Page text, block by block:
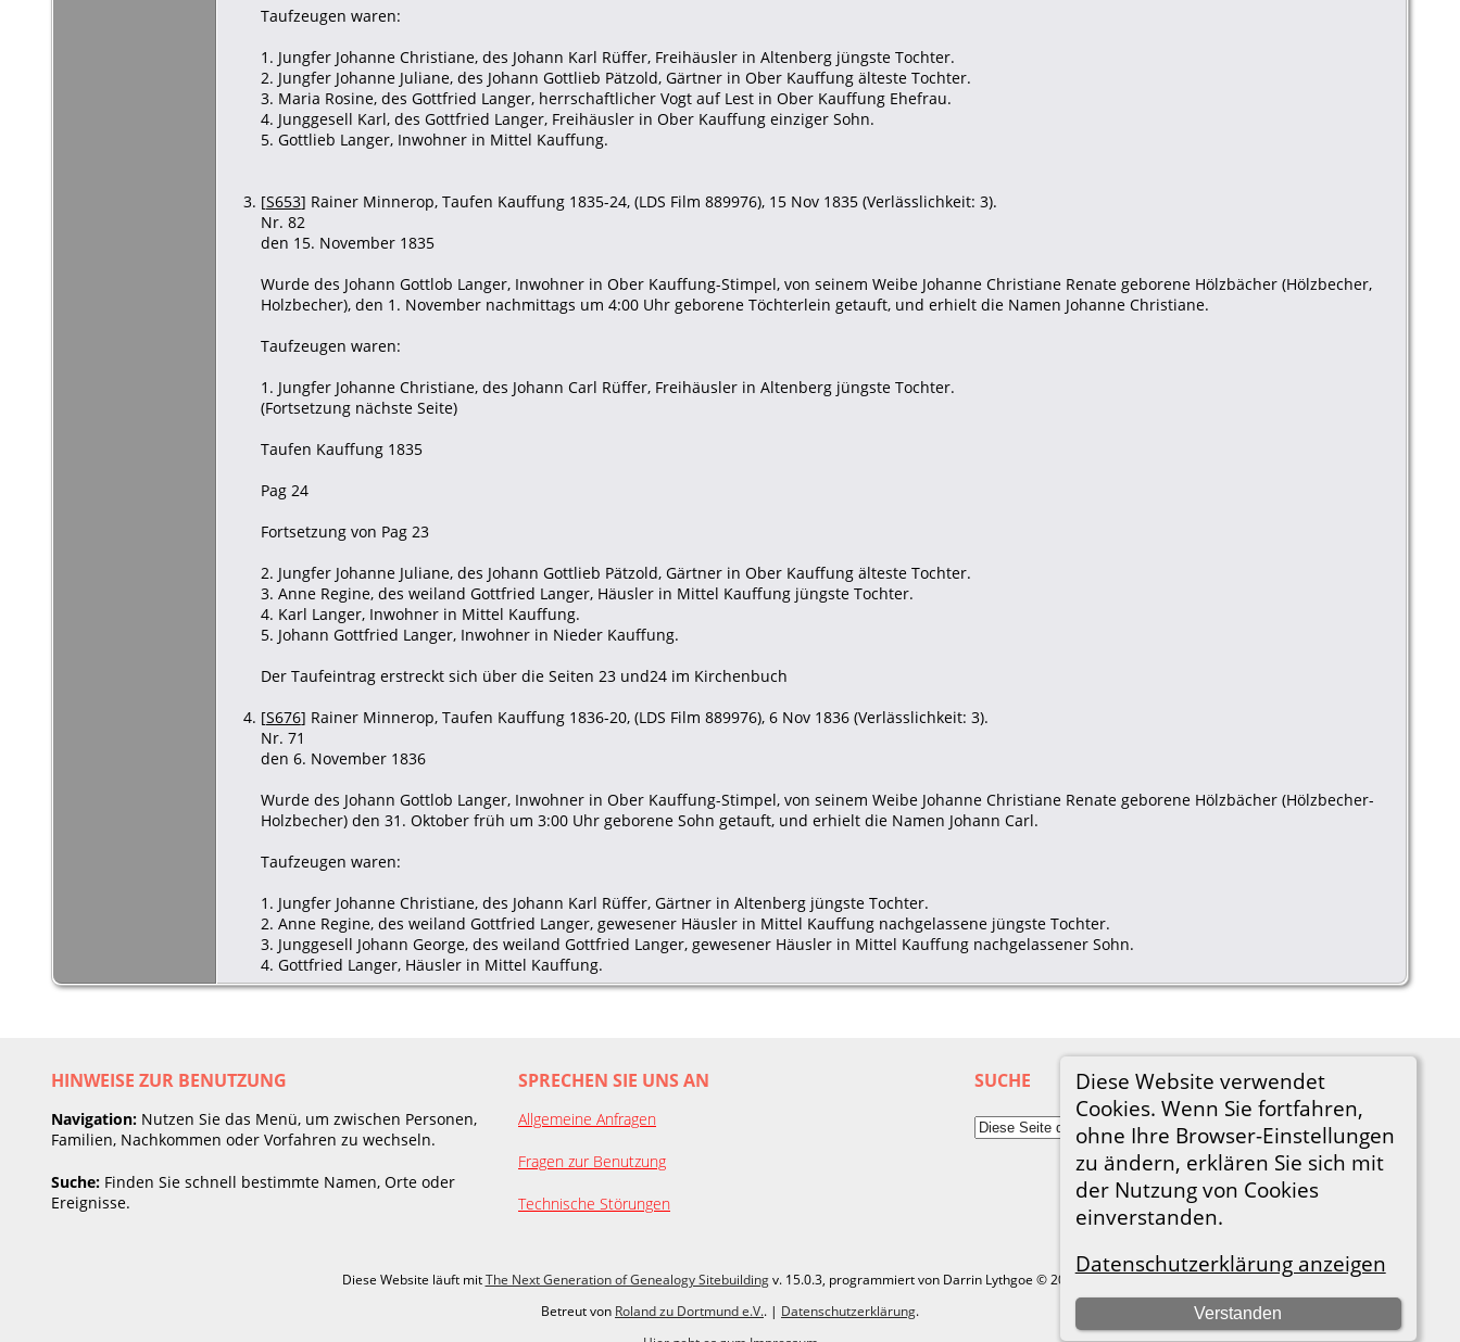
Diese Website verwendet
Cookies. Wenn Sie fortfahren,
ohne Ihre Browser-Einstellungen
zu ändern, erklären Sie sich mit
der Nutzung von Cookies
einverstanden.
Datenschutzerklärung anzeigen
Verstanden
Taufzeugen waren:
1. Jungfer Johanne Christiane, des Johann Karl Rüffer, Freihäusler in Altenberg jüngste Tochter.
2. Jungfer Johanne Juliane, des Johann Gottlieb Pätzold, Gärtner in Ober Kauffung älteste Tochter.
3. Maria Rosine, des Gottfried Langer, herrschaftlicher Vogt auf Lest in Ober Kauffung Ehefrau.
4. Junggesell Karl, des Gottfried Langer, Freihäusler in Ober Kauffung einziger Sohn.
5. Gottlieb Langer, Inwohner in Mittel Kauffung.
[S653] Rainer Minnerop, Taufen Kauffung 1835-24, (LDS Film 889976), 15 Nov 1835 (Verlässlichkeit: 3).
Nr. 82
den 15. November 1835
Wurde des Johann Gottlob Langer, Inwohner in Ober Kauffung-Stimpel, von seinem Weibe Johanne Christiane Renate geborene Hölzbächer (Hölzbecher,
Holzbecher), den 1. November nachmittags um 4:00 Uhr geborene Töchterlein getauft, und erhielt die Namen Johanne Christiane.
Taufzeugen waren:
1. Jungfer Johanne Christiane, des Johann Carl Rüffer, Freihäusler in Altenberg jüngste Tochter.
(Fortsetzung nächste Seite)
Taufen Kauffung 1835
Pag 24
Fortsetzung von Pag 23
2. Jungfer Johanne Juliane, des Johann Gottlieb Pätzold, Gärtner in Ober Kauffung älteste Tochter.
3. Anne Regine, des weiland Gottfried Langer, Häusler in Mittel Kauffung jüngste Tochter.
4. Karl Langer, Inwohner in Mittel Kauffung.
5. Johann Gottfried Langer, Inwohner in Nieder Kauffung.
Der Taufeintrag erstreckt sich über die Seiten 23 und24 im Kirchenbuch
[S676] Rainer Minnerop, Taufen Kauffung 1836-20, (LDS Film 889976), 6 Nov 1836 (Verlässlichkeit: 3).
Nr. 71
den 6. November 1836
Wurde des Johann Gottlob Langer, Inwohner in Ober Kauffung-Stimpel, von seinem Weibe Johanne Christiane Renate geborene Hölzbächer (Hölzbecher-
Holzbecher) den 31. Oktober früh um 3:00 Uhr geborene Sohn getauft, und erhielt die Namen Johann Carl.
Taufzeugen waren:
1. Jungfer Johanne Christiane, des Johann Karl Rüffer, Gärtner in Altenberg jüngste Tochter.
2. Anne Regine, des weiland Gottfried Langer, gewesener Häusler in Mittel Kauffung nachgelassene jüngste Tochter.
3. Junggesell Johann George, des weiland Gottfried Langer, gewesener Häusler in Mittel Kauffung nachgelassener Sohn.
4. Gottfried Langer, Häusler in Mittel Kauffung.
HINWEISE ZUR BENUTZUNG
Navigation: Nutzen Sie das Menü, um zwischen Personen,
Familien, Nachkommen oder Vorfahren zu wechseln.
Suche: Finden Sie schnell bestimmte Namen, Orte oder
Ereignisse.
SPRECHEN SIE UNS AN
Allgemeine Anfragen
Fragen zur Benutzung
Technische Störungen
SUCHE
Diese Website läuft mitThe Next Generation of Genealogy Sitebuildingv. 15.0.3, programmiert von Darrin Lythgoe © 2001-2026.
Betreut von Roland zu Dortmund e.V.. | Datenschutzerklärung.